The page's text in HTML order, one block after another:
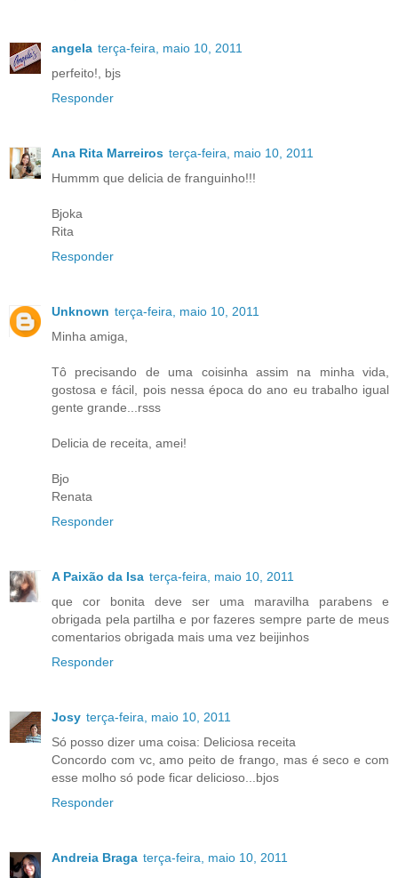
angela terça-feira, maio 10, 2011
perfeito!, bjs
Responder
Ana Rita Marreiros terça-feira, maio 10, 2011
Hummm que delicia de franguinho!!!
Bjoka
Rita
Responder
Unknown terça-feira, maio 10, 2011
Minha amiga,
Tô precisando de uma coisinha assim na minha vida,
gostosa e fácil, pois nessa época do ano eu trabalho igual
gente grande...rsss
Delicia de receita, amei!
Bjo
Renata
Responder
A Paixão da Isa terça-feira, maio 10, 2011
que cor bonita deve ser uma maravilha parabens e
obrigada pela partilha e por fazeres sempre parte de meus
comentarios obrigada mais uma vez beijinhos
Responder
Josy terça-feira, maio 10, 2011
Só posso dizer uma coisa: Deliciosa receita
Concordo com vc, amo peito de frango, mas é seco e com
esse molho só pode ficar delicioso...bjos
Responder
Andreia Braga terça-feira, maio 10, 2011